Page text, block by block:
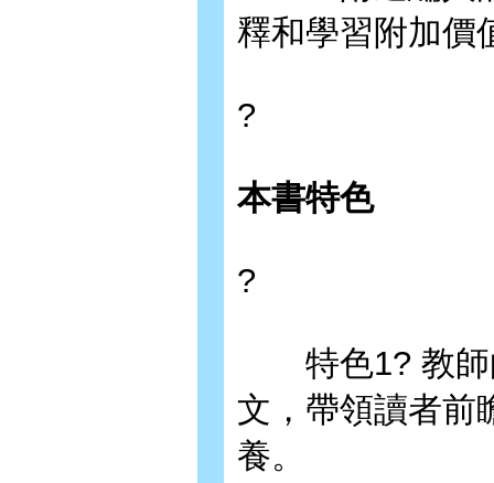
釋和學習附加價
?
本書特色
?
特色1? 教師
文，帶領讀者前
養。